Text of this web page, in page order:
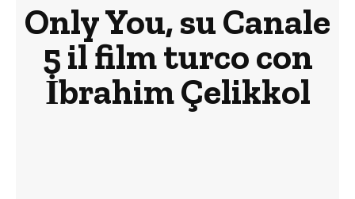
Only You, su Canale
5 il film turco con
İbrahim Çelikkol